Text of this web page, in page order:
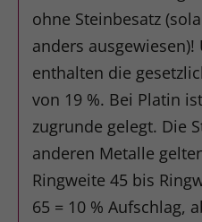
ohne Steinbesatz
anders ausgewiesen)!
enthalten die
von 19 %. Bei Platin
zugrunde gelegt. Die
anderen Metalle
Ringweite 45 bis
65 = 10 % Aufschlag,